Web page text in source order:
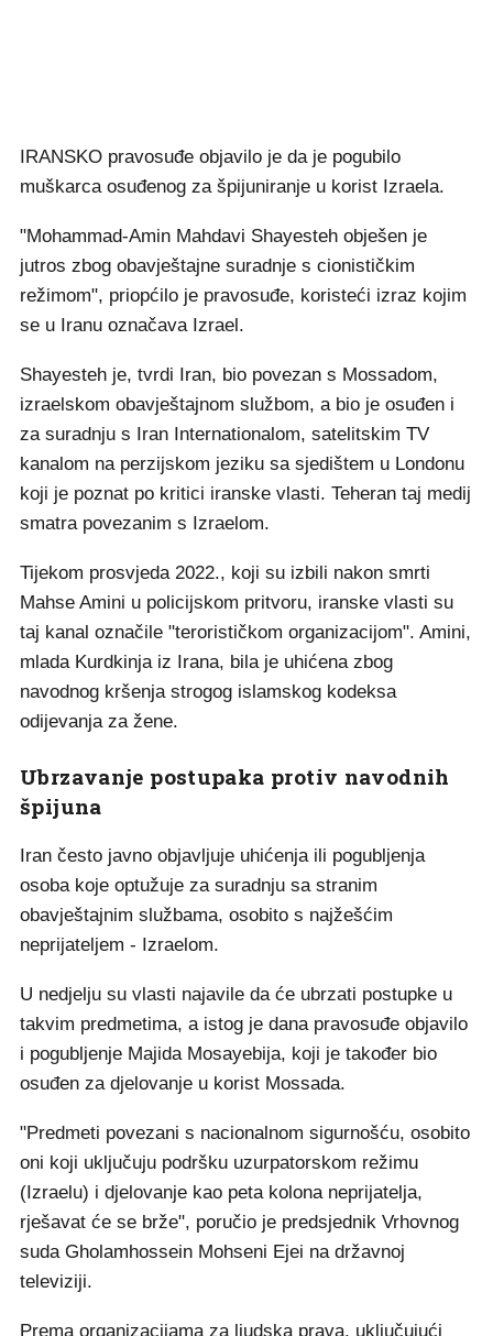
IRANSKO pravosuđe objavilo je da je pogubilo
muškarca osuđenog za špijuniranje u korist Izraela.
"Mohammad-Amin Mahdavi Shayesteh obješen je
jutros zbog obavještajne suradnje s cionističkim
režimom", priopćilo je pravosuđe, koristeći izraz kojim
se u Iranu označava Izrael.
Shayesteh je, tvrdi Iran, bio povezan s Mossadom,
izraelskom obavještajnom službom, a bio je osuđen i
za suradnju s Iran Internationalom, satelitskim TV
kanalom na perzijskom jeziku sa sjedištem u Londonu
koji je poznat po kritici iranske vlasti. Teheran taj medij
smatra povezanim s Izraelom.
Tijekom prosvjeda 2022., koji su izbili nakon smrti
Mahse Amini u policijskom pritvoru, iranske vlasti su
taj kanal označile "terorističkom organizacijom". Amini,
mlada Kurdkinja iz Irana, bila je uhićena zbog
navodnog kršenja strogog islamskog kodeksa
odijevanja za žene.
Ubrzavanje postupaka protiv navodnih
špijuna
Iran često javno objavljuje uhićenja ili pogubljenja
osoba koje optužuje za suradnju sa stranim
obavještajnim službama, osobito s najžešćim
neprijateljem - Izraelom.
U nedjelju su vlasti najavile da će ubrzati postupke u
takvim predmetima, a istog je dana pravosuđe objavilo
i pogubljenje Majida Mosayebija, koji je također bio
osuđen za djelovanje u korist Mossada.
"Predmeti povezani s nacionalnom sigurnošću, osobito
oni koji uključuju podršku uzurpatorskom režimu
(Izraelu) i djelovanje kao peta kolona neprijatelja,
rješavat će se brže", poručio je predsjednik Vrhovnog
suda Gholamhossein Mohseni Ejei na državnoj
televiziji.
Prema organizacijama za ljudska prava, uključujući